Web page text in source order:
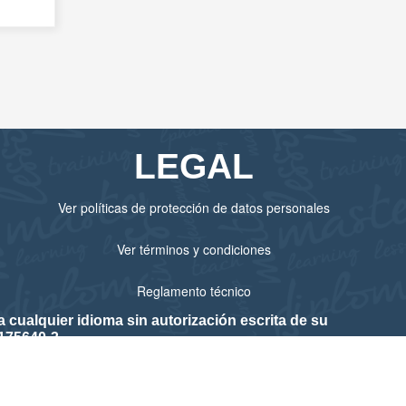
LEGAL
Ver políticas de protección de datos personales
Ver términos y condiciones
Reglamento técnico
cualquier idioma sin autorización escrita de su
3